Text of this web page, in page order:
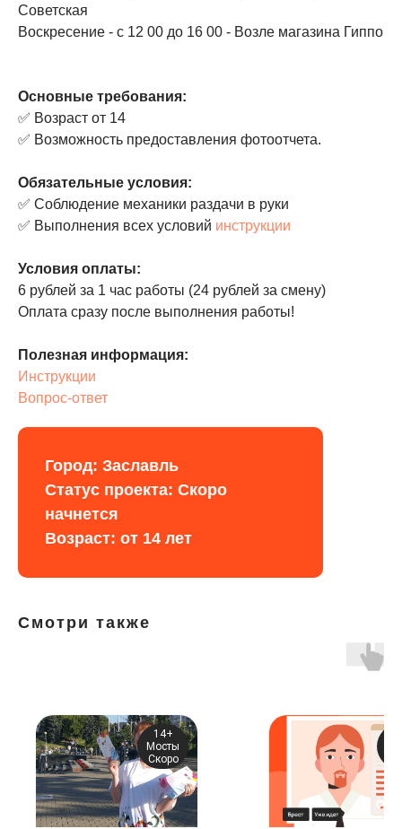
Советская
Воскресение - с 12 00 до 16 00 - Возле магазина Гиппо
Основные требования:
✅ Возраст от 14
✅ Возможность предоставления фотоотчета.
Обязательные условия:
✅ Соблюдение механики раздачи в руки
✅ Выполнения всех условий инструкции
Условия оплаты:
6 рублей за 1 час работы (24 рублей за смену)
Оплата сразу после выполнения работы!
Полезная информация:
Инструкции
Вопрос-ответ
Город: Заславль
Статус проекта: Скоро
начнется
Возраст: от 14 лет
Смотри также
14+
Мосты
Скоро